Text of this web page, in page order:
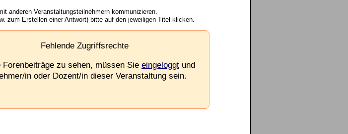
anderen Veranstaltungsteilnehmern kommunizieren.
zum Erstellen einer Antwort) bitte auf den jeweiligen Titel klicken.
Fehlende Zugriffsrechte
Forenbeiträge zu sehen, müssen Sie eingeloggtund
in oder Dozent/in dieser Veranstaltung sein.